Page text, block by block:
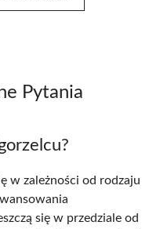
Pytania
w zależności od rodzaju
się w przedziale od